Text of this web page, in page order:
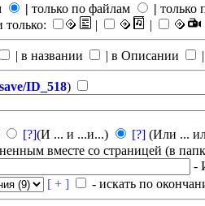
| только по файлам | только
только: | |
| в названии | в Описании
save/ID_518)
[?](И ... и ...и...) [?] (Или ...
вместе со страницей (в
-
[ + ] - искать по